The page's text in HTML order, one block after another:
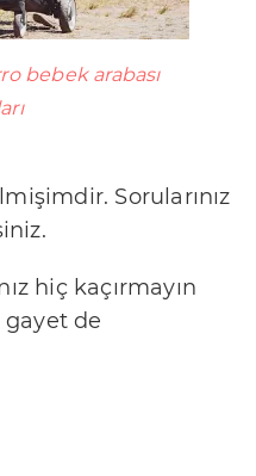
bebek arabası
Sorularınız
hiç kaçırmayın
gayet de